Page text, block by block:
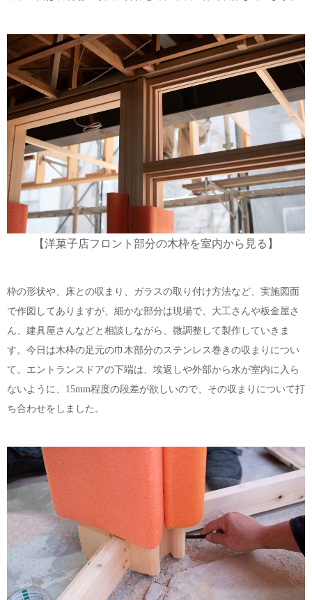
【洋菓子店フロント部分の木枠を室内から見る】
枠の形状や、床との収まり、ガラスの取り付け方法など、実施図面
で作図してありますが、細かな部分は現場で、大工さんや板金屋さ
ん、建具屋さんなどと相談しながら、微調整して製作していきま
す。今日は木枠の足元の巾木部分のステンレス巻きの収まりについ
て。エントランスドアの下端は、埃返しや外部から水が室内に入ら
ないように、15mm程度の段差が欲しいので、その収まりについて打
ち合わせをしました。